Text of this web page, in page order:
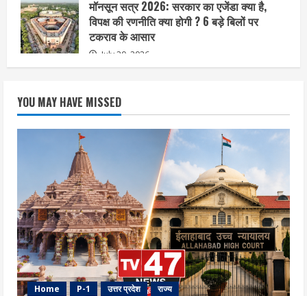
मॉनसून सत्र 2026: सरकार का एजेंडा क्या है,
विपक्ष की रणनीति क्या होगी ? 6 बड़े बिलों पर
टकराव के आसार
July 20, 2026
YOU MAY HAVE MISSED
Home P-1 उत्तर प्रदेश राज्य